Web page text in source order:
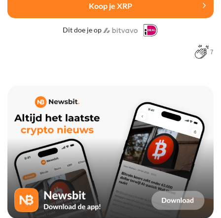
Koop je XRP
Dit doe je op
7